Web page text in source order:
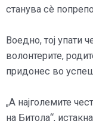
станува сè
Воедно, тој упати
волонтерите,
придонес во
„А најголемите
на Битола“,